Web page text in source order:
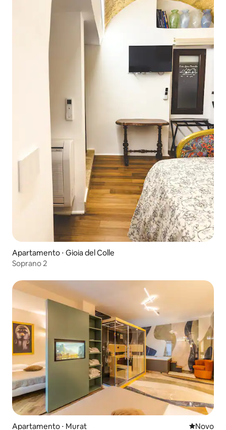
Apartamento ⋅ Gioia del Colle
Soprano 2
Apartamento ⋅ Murat Novo
Novo